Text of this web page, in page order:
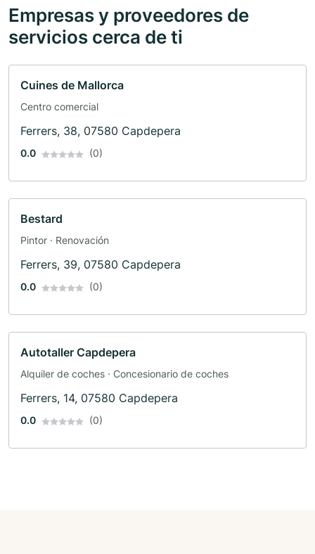
Empresas y proveedores de
servicios cerca de ti
Cuines de Mallorca
Centro comercial
Ferrers, 38, 07580 Capdepera
0.0 (0)
Bestard
Pintor · Renovación
Ferrers, 39, 07580 Capdepera
0.0 (0)
Autotaller Capdepera
Alquiler de coches · Concesionario de coches
Ferrers, 14, 07580 Capdepera
0.0 (0)